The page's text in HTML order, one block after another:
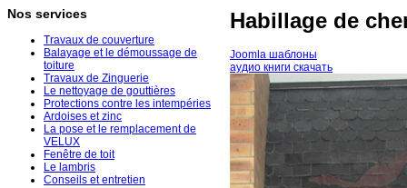
Nos services
Travaux de couverture
Balayage et le démoussage de
toiture
Travaux de Zinguerie
Le nettoyage de gouttières
Protections contre les intempéries
Ardoises et zinc
La pose et le remplacement de
VELUX
Fenêtre de toit
Le lambris
Conseils et entretien
Habillage de
Joomla шаблоны
аудио книги скачать